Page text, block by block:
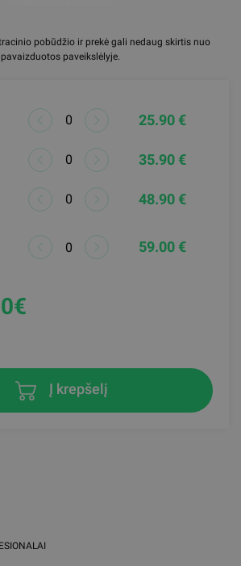
pobūdžio ir prekė gali nedaug skirtis nuo
pavaizduotos paveikslėlyje.
25.90 €
35.90 €
48.90 €
59.00 €
Į krepšelį